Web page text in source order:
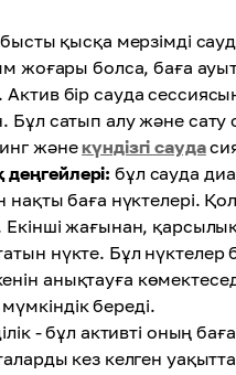
қысқа мерзімді
жоғары болса, баға
Актив бір сауда
Бұл сатып алу және
жәнекүндізгі сауда
бұл сауда
нақты баға нүктелері.
Екінші жағынан,
нүкте. Бұл
анықтауға
береді.
- бұл активті оның
кез келген